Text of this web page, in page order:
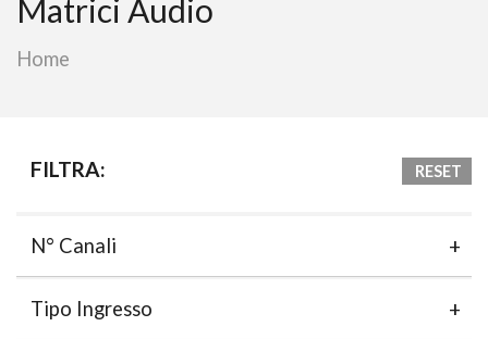
Matrici Audio
Home
FILTRA: RESET
N° Canali
Tipo Ingresso